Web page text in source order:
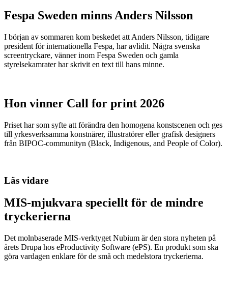
Fespa Sweden minns Anders Nilsson
I början av sommaren kom beskedet att Anders Nilsson, tidigare
president för internationella Fespa, har avlidit. Några svenska
screentryckare, vänner inom Fespa Sweden och gamla
styrelsekamrater har skrivit en text till hans minne.
Hon vinner Call for print 2026
Priset har som syfte att förändra den homogena konstscenen och ges
till yrkesverksamma konstnärer, illustratörer eller grafisk designers
från BIPOC-communityn (Black, Indigenous, and People of Color).
Läs vidare
MIS-mjukvara speciellt för de mindre
tryckerierna
Det molnbaserade MIS-verktyget Nubium är den stora nyheten på
årets Drupa hos eProductivity Software (ePS). En produkt som ska
göra vardagen enklare för de små och medelstora tryckerierna.